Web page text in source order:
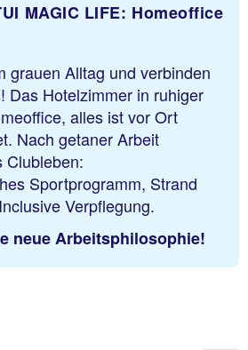
MAGIC LIFE: Homeoffice
grauen Alltag und verbinden
Das Hotelzimmer in ruhiger
alles ist vor Ort
Nach getaner Arbeit
Clubleben:
Sportprogramm, Strand
Verpflegung.
neue Arbeitsphilosophie!